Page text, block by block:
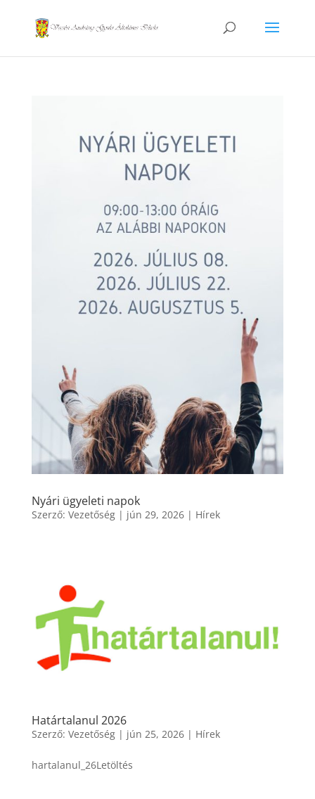
Nyári ügyeleti napok
Szerző: Vezetőség| jún 29, 2026| Hírek
Határtalanul 2026
Szerző: Vezetőség| jún 25, 2026| Hírek
hartalanul_26Letöltés